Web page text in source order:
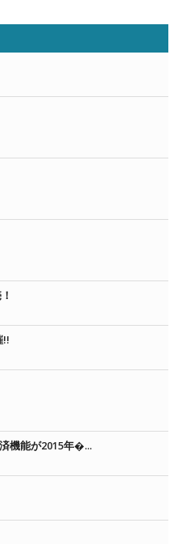
!!
機能が2015年�...